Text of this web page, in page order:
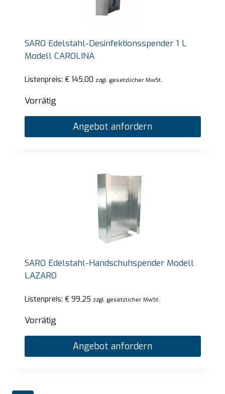
SARO Edelstahl-Desinfektionsspender 1 L
Modell CAROLINA
Listenpreis: €145,00 zzgl. gesetzlicher MwSt.
Vorrätig
Angebot anfordern
SARO Edelstahl-Handschuhspender Modell
LAZARO
Listenpreis: €99,25 zzgl. gesetzlicher MwSt.
Vorrätig
Angebot anfordern